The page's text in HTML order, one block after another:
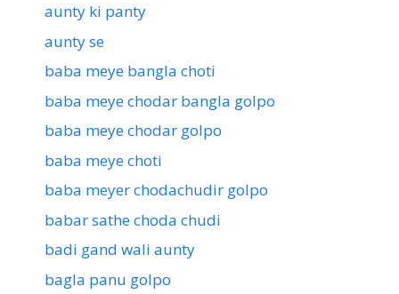
aunty ki panty
aunty se
baba meye bangla choti
baba meye chodar bangla golpo
baba meye chodar golpo
baba meye choti
baba meyer chodachudir golpo
babar sathe choda chudi
badi gand wali aunty
bagla panu golpo